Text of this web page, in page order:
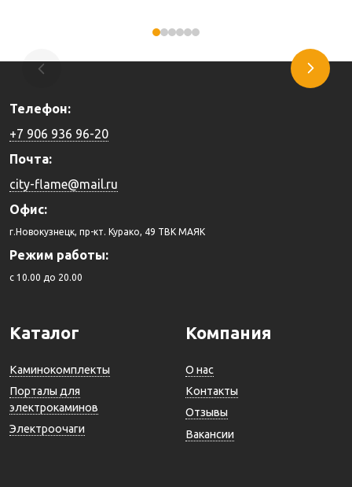
Телефон:
+7 906 936 96-20
Почта:
city-flame@mail.ru
Офис:
г.Новокузнецк, пр-кт. Курако, 49 ТВК МАЯК
Режим работы:
c 10.00 до 20.00
Каталог
Каминокомплекты
Порталы для
электрокаминов
Электроочаги
Компания
О нас
Контакты
Отзывы
Вакансии